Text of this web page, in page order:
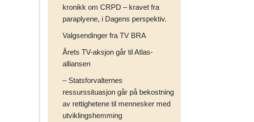
kronikk om CRPD – kravet fra
paraplyene, i Dagens perspektiv.
Valgsendinger fra TV BRA
Årets TV-aksjon går til Atlas-
alliansen
– Statsforvalternes
ressurssituasjon går på bekostning
av rettighetene til mennesker med
utviklingshemming